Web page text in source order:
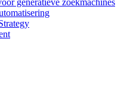
generatieve zoekmachines